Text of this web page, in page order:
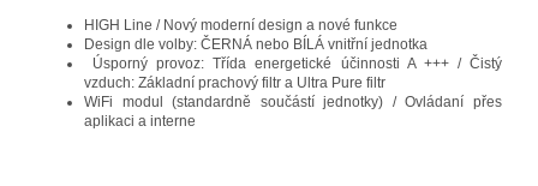
HIGH Line / Nový moderní design a nové funkce
Design dle volby: ČERNÁ nebo BÍLÁ vnitřní jednotka
Úsporný provoz: Třída energetické účinnosti A +++ / Čistý
vzduch: Základní prachový filtr a Ultra Pure filtr
WiFi modul (standardně součástí jednotky) / Ovládaní přes
aplikaci a interne